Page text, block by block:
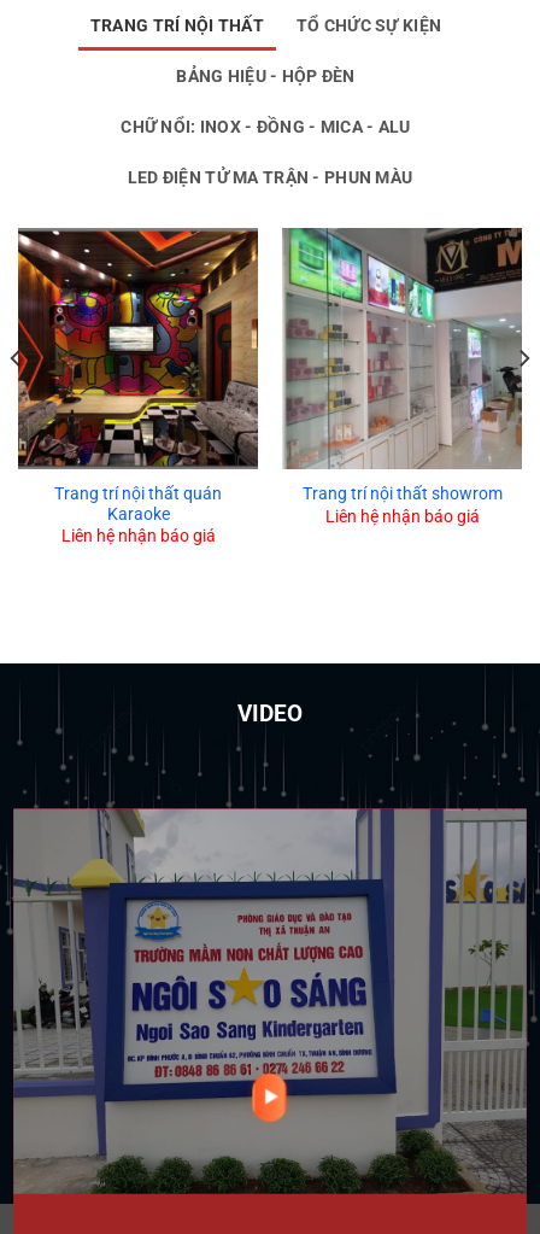
TRANG TRÍ NỘI THẤT TỔ CHỨC SỰ KIỆN
BẢNG HIỆU - HỘP ĐÈN
CHỮ NỔI: INOX - ĐỒNG - MICA - ALU
LED ĐIỆN TỬ MA TRẬN - PHUN MÀU
Trang trí nội thất quán
Karaoke
Liên hệ nhận báo giá
Trang trí nội thất showrom
Liên hệ nhận báo giá
VIDEO